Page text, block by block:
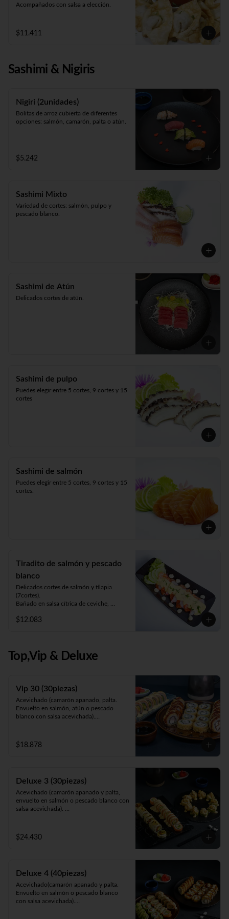
Acompañados con salsa a elección.
$11.411
Sashimi & Nigiris
Nigiri (2unidades)
Bolitas de arroz cubierta de diferentes
opciones: salmón, camarón, palta o atún.
$5.242
Sashimi Mixto
Variedad de cortes: salmón, pulpo y
pescado blanco.
Sashimi de Atún
Delicados cortes de atún.
Sashimi de pulpo
Puedes elegir entre 5 cortes, 9 cortes y 15
cortes
Sashimi de salmón
Puedes elegir entre 5 cortes, 9 cortes y 15
cortes.
Tiradito de salmón y pescado
blanco
Delicados cortes de salmón y tilapia
(7cortes).
Bañado en salsa cítrica de ceviche,
$12.083
Top,Vip & Deluxe
Vip 30 (30piezas)
Acevichado (camarón apanado, palta.
Envuelto en salmón, atún o pescado
blanco con salsa acevichada).
queso o palta).
Panko Ebi (camarón ecuatoriano, queso,
$18.878
Deluxe 3 (30piezas)
Acevichado (camarón apanado y palta,
envuelto en salmón o pescado blanco con
salsa acevichada).
maracuyá).
Galápagos (salmón, queso y cebollín,
$24.430
Deluxe 4 (40piezas)
Acevichado(camarón apanado y palta.
Envuelto en salmón o pescado blanco
con salsa acevichada).